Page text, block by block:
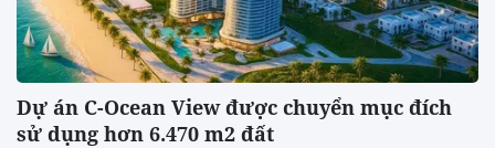
Dự án C-Ocean View được chuyển mục đích
sử dụng hơn 6.470 m2 đất